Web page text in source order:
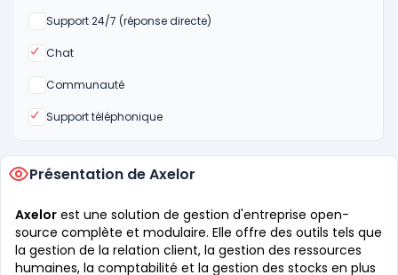
Support 24/7 (réponse directe)
Non
Chat
Oui
Communauté
Non
Support téléphonique
Oui
Présentation de Axelor
Axelor est une solution de gestion d'entreprise open-
source complète et modulaire. Elle offre des outils tels que
la gestion de la relation client, la gestion des ressources
humaines, la comptabilité et la gestion des stocks en plus